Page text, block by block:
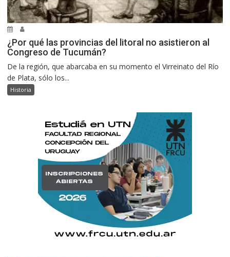
¿Por qué las provincias del litoral no asistieron al
Congreso de Tucumán?
De la región, que abarcaba en su momento el Virreinato del Río
de Plata, sólo los...
Historia